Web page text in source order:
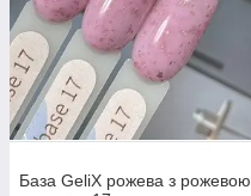
База GeliX рожева з рожевою